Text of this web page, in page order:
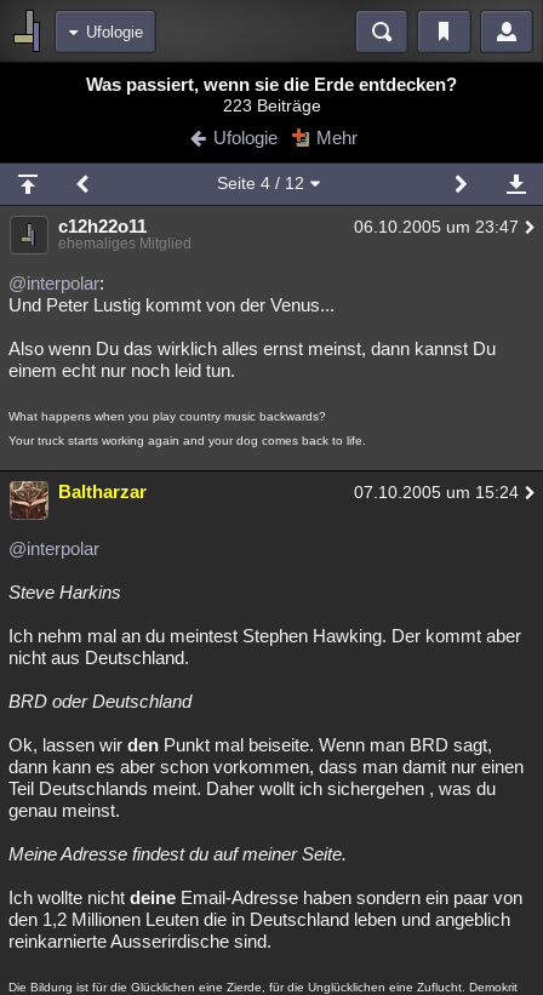
Ufologie
Blogs Videos
Chat Wiki Neuigkeiten
meine Rubriken
Menschen Wissenschaft Mystery Kriminalfälle
Spiritualität
weitere Rubriken
Astronomie Helpdesk Gruppen Gaming
Musik Clash Allmystery English
Was passiert, wenn sie die Erde entdecken?
223 Beiträge
Ufologie Mehr
Seite 4/ 12
c12h22o11 06.10.2005 um 23:47
ehemaliges Mitglied
@interpolar:
Und Peter Lustig kommt von der Venus...
Also wenn Du das wirklich alles ernst meinst, dann kannst Du
einem echt nur noch leid tun.
What happens when you play country music backwards?
Your truck starts working again and your dog comes back to life.
Baltharzar 07.10.2005 um 15:24
@interpolar
Steve Harkins
Ich nehm mal an du meintest Stephen Hawking. Der kommt aber
nicht aus Deutschland.
BRD oder Deutschland
Ok, lassen wir den Punkt mal beiseite. Wenn man BRD sagt,
dann kann es aber schon vorkommen, dass man damit nur einen
Teil Deutschlands meint. Daher wollt ich sichergehen , was du
genau meinst.
Meine Adresse findest du auf meiner Seite.
Ich wollte nicht deine Email-Adresse haben sondern ein paar von
den 1,2 Millionen Leuten die in Deutschland leben und angeblich
reinkarnierte Ausserirdische sind.
Die Bildung ist für die Glücklichen eine Zierde, für die Unglücklichen eine Zuflucht. Demokrit